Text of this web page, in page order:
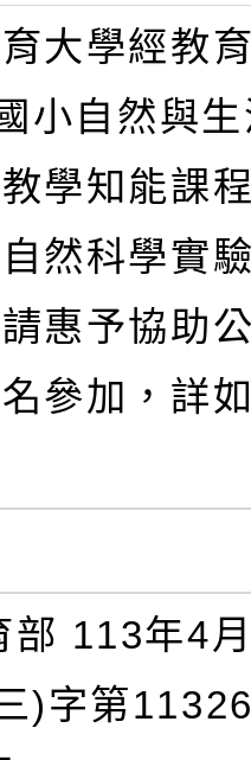
大學經教
小自然與
學知能課
然科學實
惠予協助
參加，詳
部 113年4
)字第